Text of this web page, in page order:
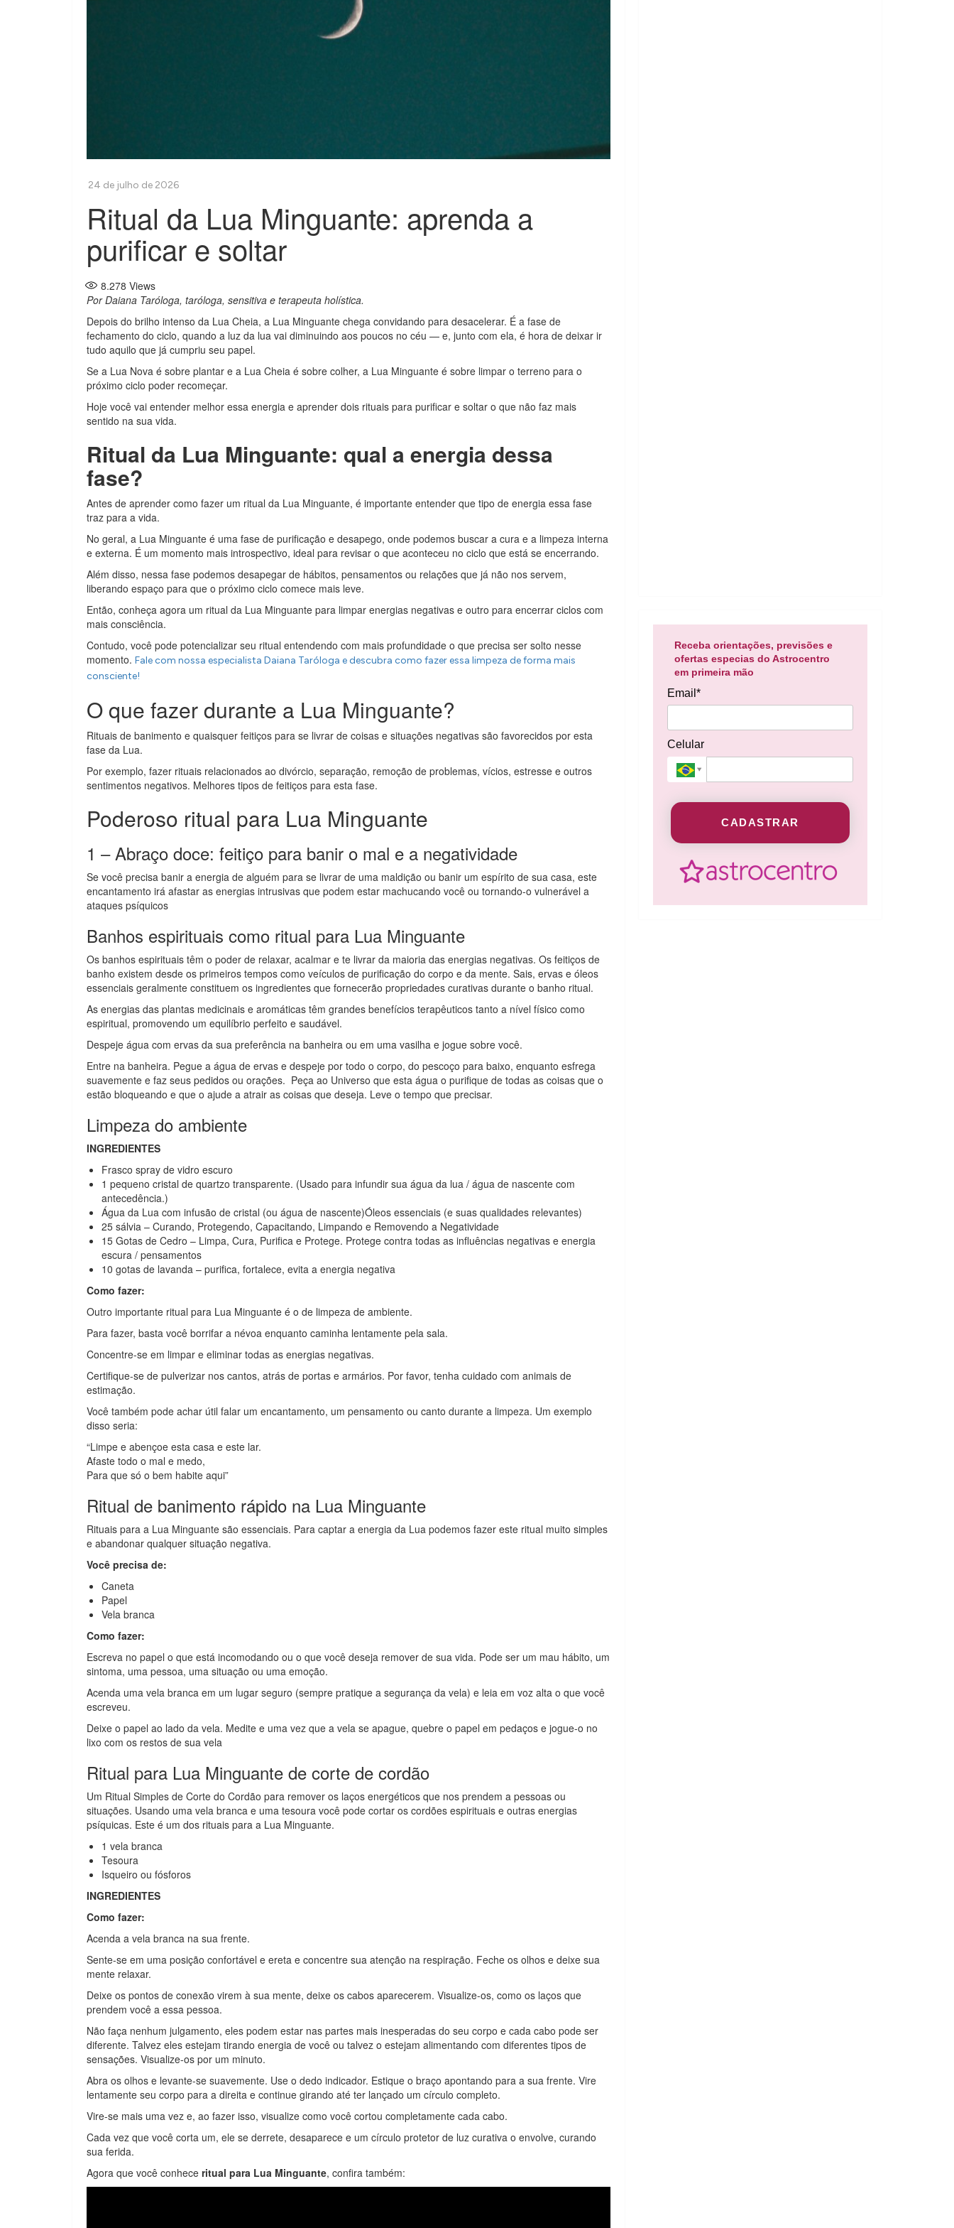
Ritual da Lua Minguante: aprenda a
purificar e soltar
8.278 Views
Por Daiana Taróloga, taróloga, sensitiva e terapeuta holística.
Depois do brilho intenso da Lua Cheia, a Lua Minguante chega convidando para desacelerar. É a fase de
fechamento do ciclo, quando a luz da lua vai diminuindo aos poucos no céu — e, junto com ela, é hora de deixar ir
tudo aquilo que já cumpriu seu papel.
Se a Lua Nova é sobre plantar e a Lua Cheia é sobre colher, a Lua Minguante é sobre limpar o terreno para o
próximo ciclo poder recomeçar.
Hoje você vai entender melhor essa energia e aprender dois rituais para purificar e soltar o que não faz mais
sentido na sua vida.
Ritual da Lua Minguante: qual a energia dessa
fase?
Antes de aprender como fazer um ritual da Lua Minguante, é importante entender que tipo de energia essa fase
traz para a vida.
No geral, a Lua Minguante é uma fase de purificação e desapego, onde podemos buscar a cura e a limpeza interna
e externa. É um momento mais introspectivo, ideal para revisar o que aconteceu no ciclo que está se encerrando.
Além disso, nessa fase podemos desapegar de hábitos, pensamentos ou relações que já não nos servem,
liberando espaço para que o próximo ciclo comece mais leve.
Então, conheça agora um ritual da Lua Minguante para limpar energias negativas e outro para encerrar ciclos com
mais consciência.
Contudo, você pode potencializar seu ritual entendendo com mais profundidade o que precisa ser solto nesse
momento. Fale com nossa especialista Daiana Taróloga e descubra como fazer essa limpeza de forma mais
consciente!
O que fazer durante a Lua Minguante?
Rituais de banimento e quaisquer feitiços para se livrar de coisas e situações negativas são favorecidos por esta
fase da Lua.
Por exemplo, fazer rituais relacionados ao divórcio, separação, remoção de problemas, vícios, estresse e outros
sentimentos negativos. Melhores tipos de feitiços para esta fase.
Poderoso ritual para Lua Minguante
1 – Abraço doce: feitiço para banir o mal e a negatividade
Se você precisa banir a energia de alguém para se livrar de uma maldição ou banir um espírito de sua casa, este
encantamento irá afastar as energias intrusivas que podem estar machucando você ou tornando-o vulnerável a
ataques psíquicos
Banhos espirituais como ritual para Lua Minguante
Os banhos espirituais têm o poder de relaxar, acalmar e te livrar da maioria das energias negativas. Os feitiços de
banho existem desde os primeiros tempos como veículos de purificação do corpo e da mente. Sais, ervas e óleos
essenciais geralmente constituem os ingredientes que fornecerão propriedades curativas durante o banho ritual.
As energias das plantas medicinais e aromáticas têm grandes benefícios terapêuticos tanto a nível físico como
espiritual, promovendo um equilíbrio perfeito e saudável.
Despeje água com ervas da sua preferência na banheira ou em uma vasilha e jogue sobre você.
Entre na banheira. Pegue a água de ervas e despeje por todo o corpo, do pescoço para baixo, enquanto esfrega
suavemente e faz seus pedidos ou orações. Peça ao Universo que esta água o purifique de todas as coisas que o
estão bloqueando e que o ajude a atrair as coisas que deseja. Leve o tempo que precisar.
Limpeza do ambiente
INGREDIENTES
Frasco spray de vidro escuro
1 pequeno cristal de quartzo transparente. (Usado para infundir sua água da lua / água de nascente com
antecedência.)
Água da Lua com infusão de cristal (ou água de nascente)Óleos essenciais (e suas qualidades relevantes)
25 sálvia – Curando, Protegendo, Capacitando, Limpando e Removendo a Negatividade
15 Gotas de Cedro – Limpa, Cura, Purifica e Protege. Protege contra todas as influências negativas e energia
escura / pensamentos
10 gotas de lavanda – purifica, fortalece, evita a energia negativa
Como fazer:
Outro importante ritual para Lua Minguante é o de limpeza de ambiente.
Para fazer, basta você borrifar a névoa enquanto caminha lentamente pela sala.
Concentre-se em limpar e eliminar todas as energias negativas.
Certifique-se de pulverizar nos cantos, atrás de portas e armários. Por favor, tenha cuidado com animais de
estimação.
Você também pode achar útil falar um encantamento, um pensamento ou canto durante a limpeza. Um exemplo
disso seria:
“Limpe e abençoe esta casa e este lar.
Afaste todo o mal e medo,
Para que só o bem habite aqui”
Ritual de banimento rápido na Lua Minguante
Rituais para a Lua Minguante são essenciais. Para captar a energia da Lua podemos fazer este ritual muito simples
e abandonar qualquer situação negativa.
Você precisa de:
Caneta
Papel
Vela branca
Como fazer:
Escreva no papel o que está incomodando ou o que você deseja remover de sua vida. Pode ser um mau hábito, um
sintoma, uma pessoa, uma situação ou uma emoção.
Acenda uma vela branca em um lugar seguro (sempre pratique a segurança da vela) e leia em voz alta o que você
escreveu.
Deixe o papel ao lado da vela. Medite e uma vez que a vela se apague, quebre o papel em pedaços e jogue-o no
lixo com os restos de sua vela
Ritual para Lua Minguante de corte de cordão
Um Ritual Simples de Corte do Cordão para remover os laços energéticos que nos prendem a pessoas ou
situações. Usando uma vela branca e uma tesoura você pode cortar os cordões espirituais e outras energias
psíquicas. Este é um dos rituais para a Lua Minguante.
1 vela branca
Tesoura
Isqueiro ou fósforos
INGREDIENTES
Como fazer:
Acenda a vela branca na sua frente.
Sente-se em uma posição confortável e ereta e concentre sua atenção na respiração. Feche os olhos e deixe sua
mente relaxar.
Deixe os pontos de conexão virem à sua mente, deixe os cabos aparecerem. Visualize-os, como os laços que
prendem você a essa pessoa.
Não faça nenhum julgamento, eles podem estar nas partes mais inesperadas do seu corpo e cada cabo pode ser
diferente. Talvez eles estejam tirando energia de você ou talvez o estejam alimentando com diferentes tipos de
sensações. Visualize-os por um minuto.
Abra os olhos e levante-se suavemente. Use o dedo indicador. Estique o braço apontando para a sua frente. Vire
lentamente seu corpo para a direita e continue girando até ter lançado um círculo completo.
Vire-se mais uma vez e, ao fazer isso, visualize como você cortou completamente cada cabo.
Cada vez que você corta um, ele se derrete, desaparece e um círculo protetor de luz curativa o envolve, curando
sua ferida.
Agora que você conhece ritual para Lua Minguante, confira também:
Receba orientações, previsões e
ofertas especias do Astrocentro
em primeira mão
Email*
Celular
CADASTRAR